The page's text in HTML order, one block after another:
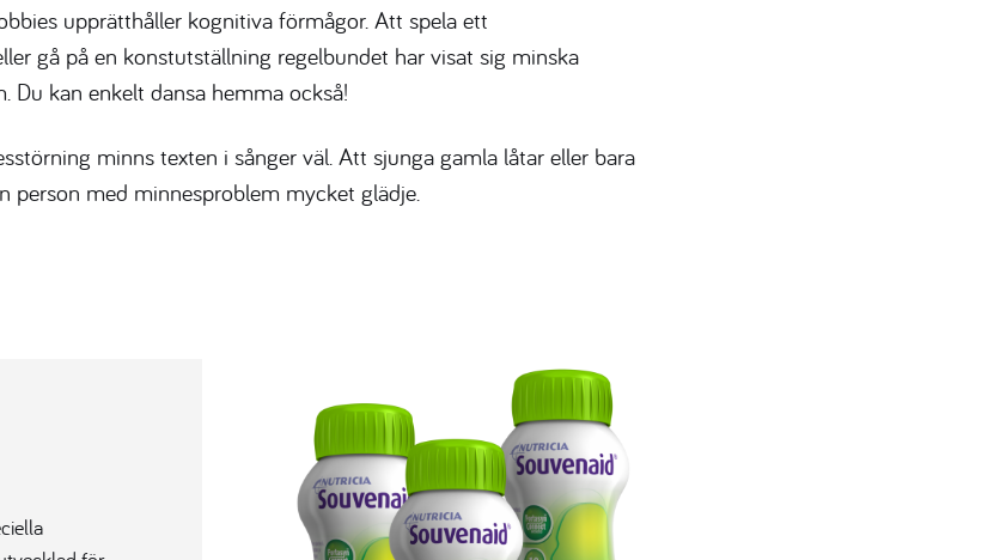
upprätthåller kognitiva förmågor. Att spela ett
gå på en konstutställning regelbundet har visat sig minska
Du kan enkelt dansa hemma också!
minns texten i sånger väl. Att sjunga gamla låtar eller bara
person med minnesproblem mycket glädje.